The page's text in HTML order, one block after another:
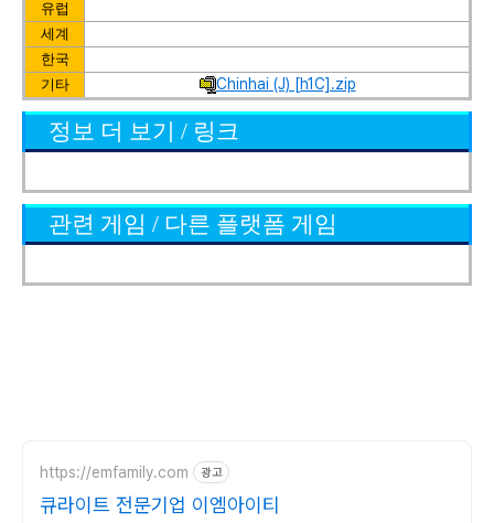
유럽
세계
한국
기타
Chinhai (J) [h1C].zip
정보 더 보기 / 링크
관련 게임 / 다른 플랫폼 게임
https://emfamily.com 광고
큐라이트 전문기업 이엠아이티